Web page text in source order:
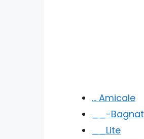
… Amicale
__-Bagnat
__Lite